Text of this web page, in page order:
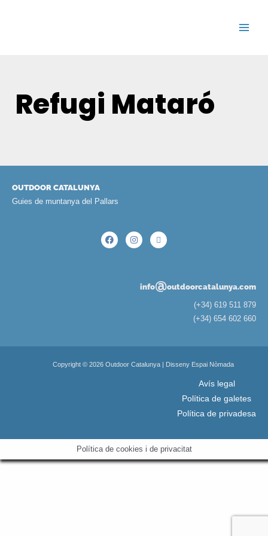
Refugi Mataró
OUTDOOR CATALUNYA
Guies de muntanya del Pallars
info@outdoorcatalunya.com
(+34) 619 511 879
(+34) 654 602 660
Copyright © 2026 Outdoor Catalunya | Disseny Espai Nòmada
Avís legal
Política de galetes
Política de privadesa
Política de cookies i de privacitat